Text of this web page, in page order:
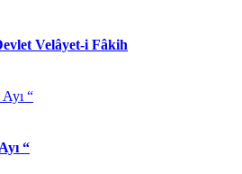
Velâyet-i Fâkih
“